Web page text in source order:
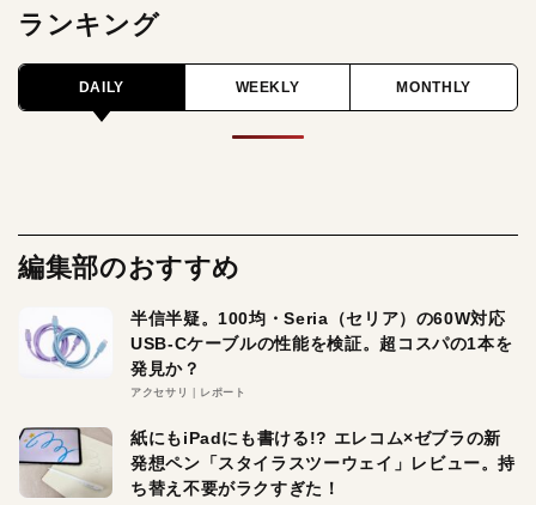
ランキング
DAILY WEEKLY MONTHLY
編集部のおすすめ
半信半疑。100均・Seria（セリア）の60W対応
USB-Cケーブルの性能を検証。超コスパの1本を
発見か？
アクセサリ レポート
紙にもiPadにも書ける!? エレコム×ゼブラの新
発想ペン「スタイラスツーウェイ」レビュー。持
ち替え不要がラクすぎた！